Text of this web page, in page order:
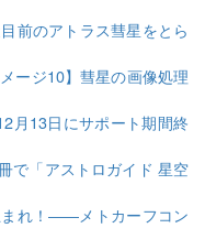
前のアトラス彗星をとら
ージ10】彗星の画像処理
月13日にサポート期間終
で「アストロガイド 星空
れ！――メトカーフコン